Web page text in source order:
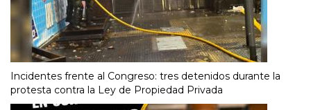
Incidentes frente al Congreso: tres detenidos durante la
protesta contra la Ley de Propiedad Privada